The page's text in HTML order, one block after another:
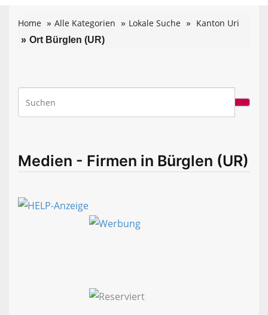
Home Alle Kategorien Lokale Suche Kanton Uri
Ort Bürglen (UR)
Medien - Firmen in Bürglen (UR)